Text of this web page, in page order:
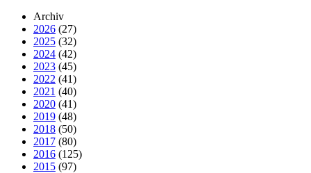
Archiv
2026 (27)
2025 (32)
2024 (42)
2023 (45)
2022 (41)
2021 (40)
2020 (41)
2019 (48)
2018 (50)
2017 (80)
2016 (125)
2015 (97)